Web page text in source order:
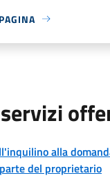
alla
del proprietario